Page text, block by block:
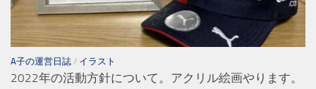
A子の運営日誌 / イラスト
2022年の活動方針について。アクリル絵画やります。